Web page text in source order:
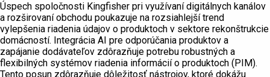
Úspech spoločnosti Kingfisher pri využívaní digitálnych kanálov
a rozširovaní obchodu poukazuje na rozsiahlejší trend
vylepšenia riadenia údajov o produktoch v sektore rekonštrukcie
domácností. Integrácia AI pre odporúčania produktov a
zapájanie dodávateľov zdôrazňuje potrebu robustných a
flexibilných systémov riadenia informácií o produktoch (PIM).
Tento posun zdôrazňuje dôležitosť nástrojov, ktoré dokážu